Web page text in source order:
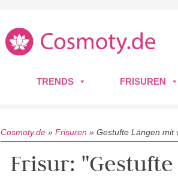
TRENDS FRISUREN
Cosmoty.de » Frisuren » Gestufte Längen mit
Frisur: